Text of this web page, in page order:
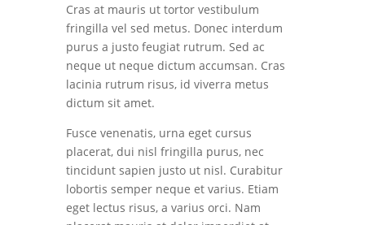
Cras at mauris ut tortor vestibulum
fringilla vel sed metus. Donec interdum
purus a justo feugiat rutrum. Sed ac
neque ut neque dictum accumsan. Cras
lacinia rutrum risus, id viverra metus
dictum sit amet.
Fusce venenatis, urna eget cursus
placerat, dui nisl fringilla purus, nec
tincidunt sapien justo ut nisl. Curabitur
lobortis semper neque et varius. Etiam
eget lectus risus, a varius orci. Nam